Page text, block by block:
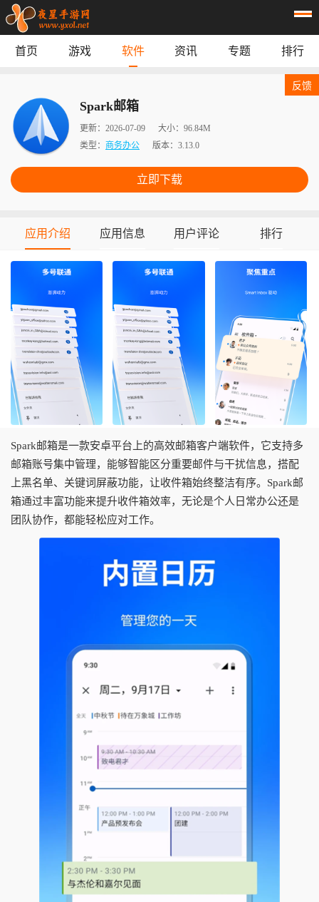
专题 榜单
首页 游戏 软件 资讯 专题 排行
Spark邮箱
更新： 2026-07-09 大小： 96.84M
类型： 商务办公 版本： 3.13.0
立即下载
反馈
应用介绍 应用信息 用户评论 排行
Spark邮箱是一款安卓平台上的高效邮箱客户端软件，它支持多
邮箱账号集中管理，能够智能区分重要邮件与干扰信息，搭配
上黑名单、关键词屏蔽功能，让收件箱始终整洁有序。Spark邮
箱通过丰富功能来提升收件箱效率，无论是个人日常办公还是
团队协作，都能轻松应对工作。